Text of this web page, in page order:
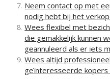
Neem contact op met
nodig hebt bij het
Wees flexibel met
die gemakkelijk kunnen
geannuleerd als er iets
Wees altijd
geïnteresseerde